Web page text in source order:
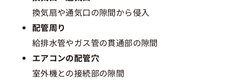
換気扇や通気口の隙間から侵入
配管周り
給排水管やガス管の貫通部の隙間
エアコンの配管穴
室外機との接続部の隙間